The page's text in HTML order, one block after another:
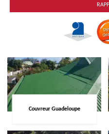
Couvreur Guadeloupe